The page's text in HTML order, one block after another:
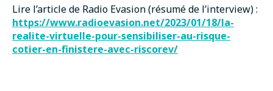
Lire l’article de Radio Evasion (résumé de l’interview) :
https://www.radioevasion.net/2023/01/18/la-
realite-virtuelle-pour-sensibiliser-au-risque-
cotier-en-finistere-avec-riscorev/